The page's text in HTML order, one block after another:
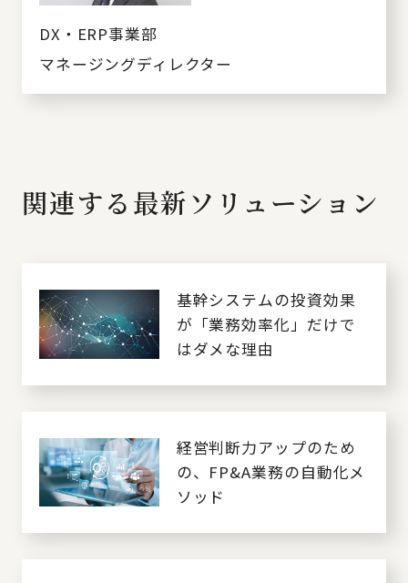
DX・ERP事業部
マネージングディレクター
関連する最新ソリューション
基幹システムの投資効果
が「業務効率化」だけで
はダメな理由
経営判断力アップのため
の、FP&A業務の自動化メ
ソッド